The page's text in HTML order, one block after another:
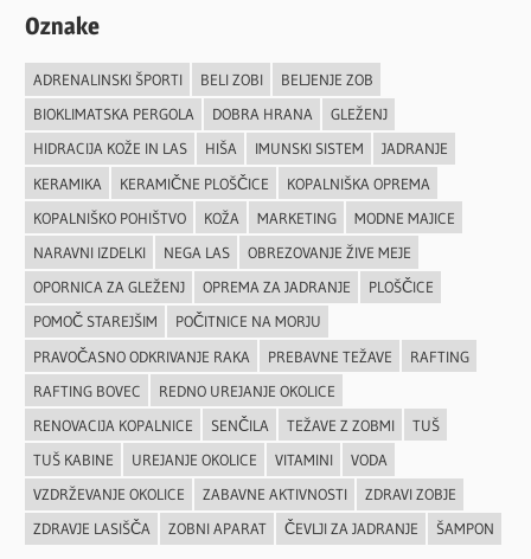
Oznake
ADRENALINSKI ŠPORTI BELI ZOBI
BELJENJE ZOB
BIOKLIMATSKA PERGOLA
DOBRA HRANA
GLEŽENJ
HIDRACIJA KOŽE IN LAS
HIŠA IMUNSKI SISTEM
JADRANJE
KERAMIKA
KERAMIČNE PLOŠČICE
KOPALNIŠKA OPREMA
KOPALNIŠKO POHIŠTVO
KOŽA MARKETING
MODNE MAJICE
NARAVNI IZDELKI
NEGA LAS
OBREZOVANJE ŽIVE MEJE
OPORNICA ZA GLEŽENJ
OPREMA ZA JADRANJE
PLOŠČICE
POMOČ STAREJŠIM
POČITNICE NA MORJU
PRAVOČASNO ODKRIVANJE RAKA
PREBAVNE TEŽAVE
RAFTING
RAFTING BOVEC
REDNO UREJANJE OKOLICE
RENOVACIJA KOPALNICE
SENČILA TEŽAVE Z ZOBMI
TUŠ
TUŠ KABINE
UREJANJE OKOLICE VITAMINI
VODA
VZDRŽEVANJE OKOLICE
ZABAVNE AKTIVNOSTI
ZDRAVI ZOBJE
ZDRAVJE LASIŠČA
ZOBNI APARAT ČEVLJI ZA JADRANJE ŠAMPON